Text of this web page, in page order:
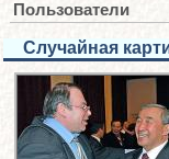
Пользователи
Случайная